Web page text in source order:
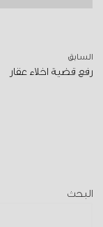
السابق
رفع قضية اخلاء عقار
البحث